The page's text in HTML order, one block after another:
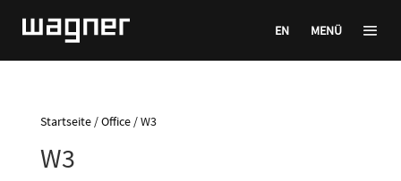
EN MENÜ
Startseite/Office/ W3
W3